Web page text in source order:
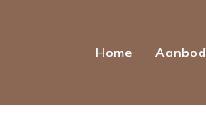
Home Aanbod